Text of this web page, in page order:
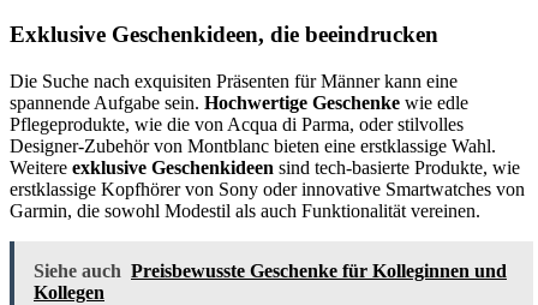
Exklusive Geschenkideen, die beeindrucken
Die Suche nach exquisiten Präsenten für Männer kann eine
spannende Aufgabe sein. Hochwertige Geschenke wie edle
Pflegeprodukte, wie die von Acqua di Parma, oder stilvolles
Designer-Zubehör von Montblanc bieten eine erstklassige Wahl.
Weitere exklusive Geschenkideen sind tech-basierte Produkte, wie
erstklassige Kopfhörer von Sony oder innovative Smartwatches von
Garmin, die sowohl Modestil als auch Funktionalität vereinen.
Siehe auch Preisbewusste Geschenke für Kolleginnen und
Kollegen